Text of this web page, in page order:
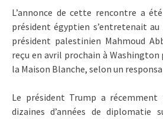
L’annonce de cette rencontre a
président égyptien s’entretenait au
président palestinien Mahmoud
reçu en avril prochain à Washington
la Maison Blanche, selon un
Le président Trump a récemment
dizaines d’années de